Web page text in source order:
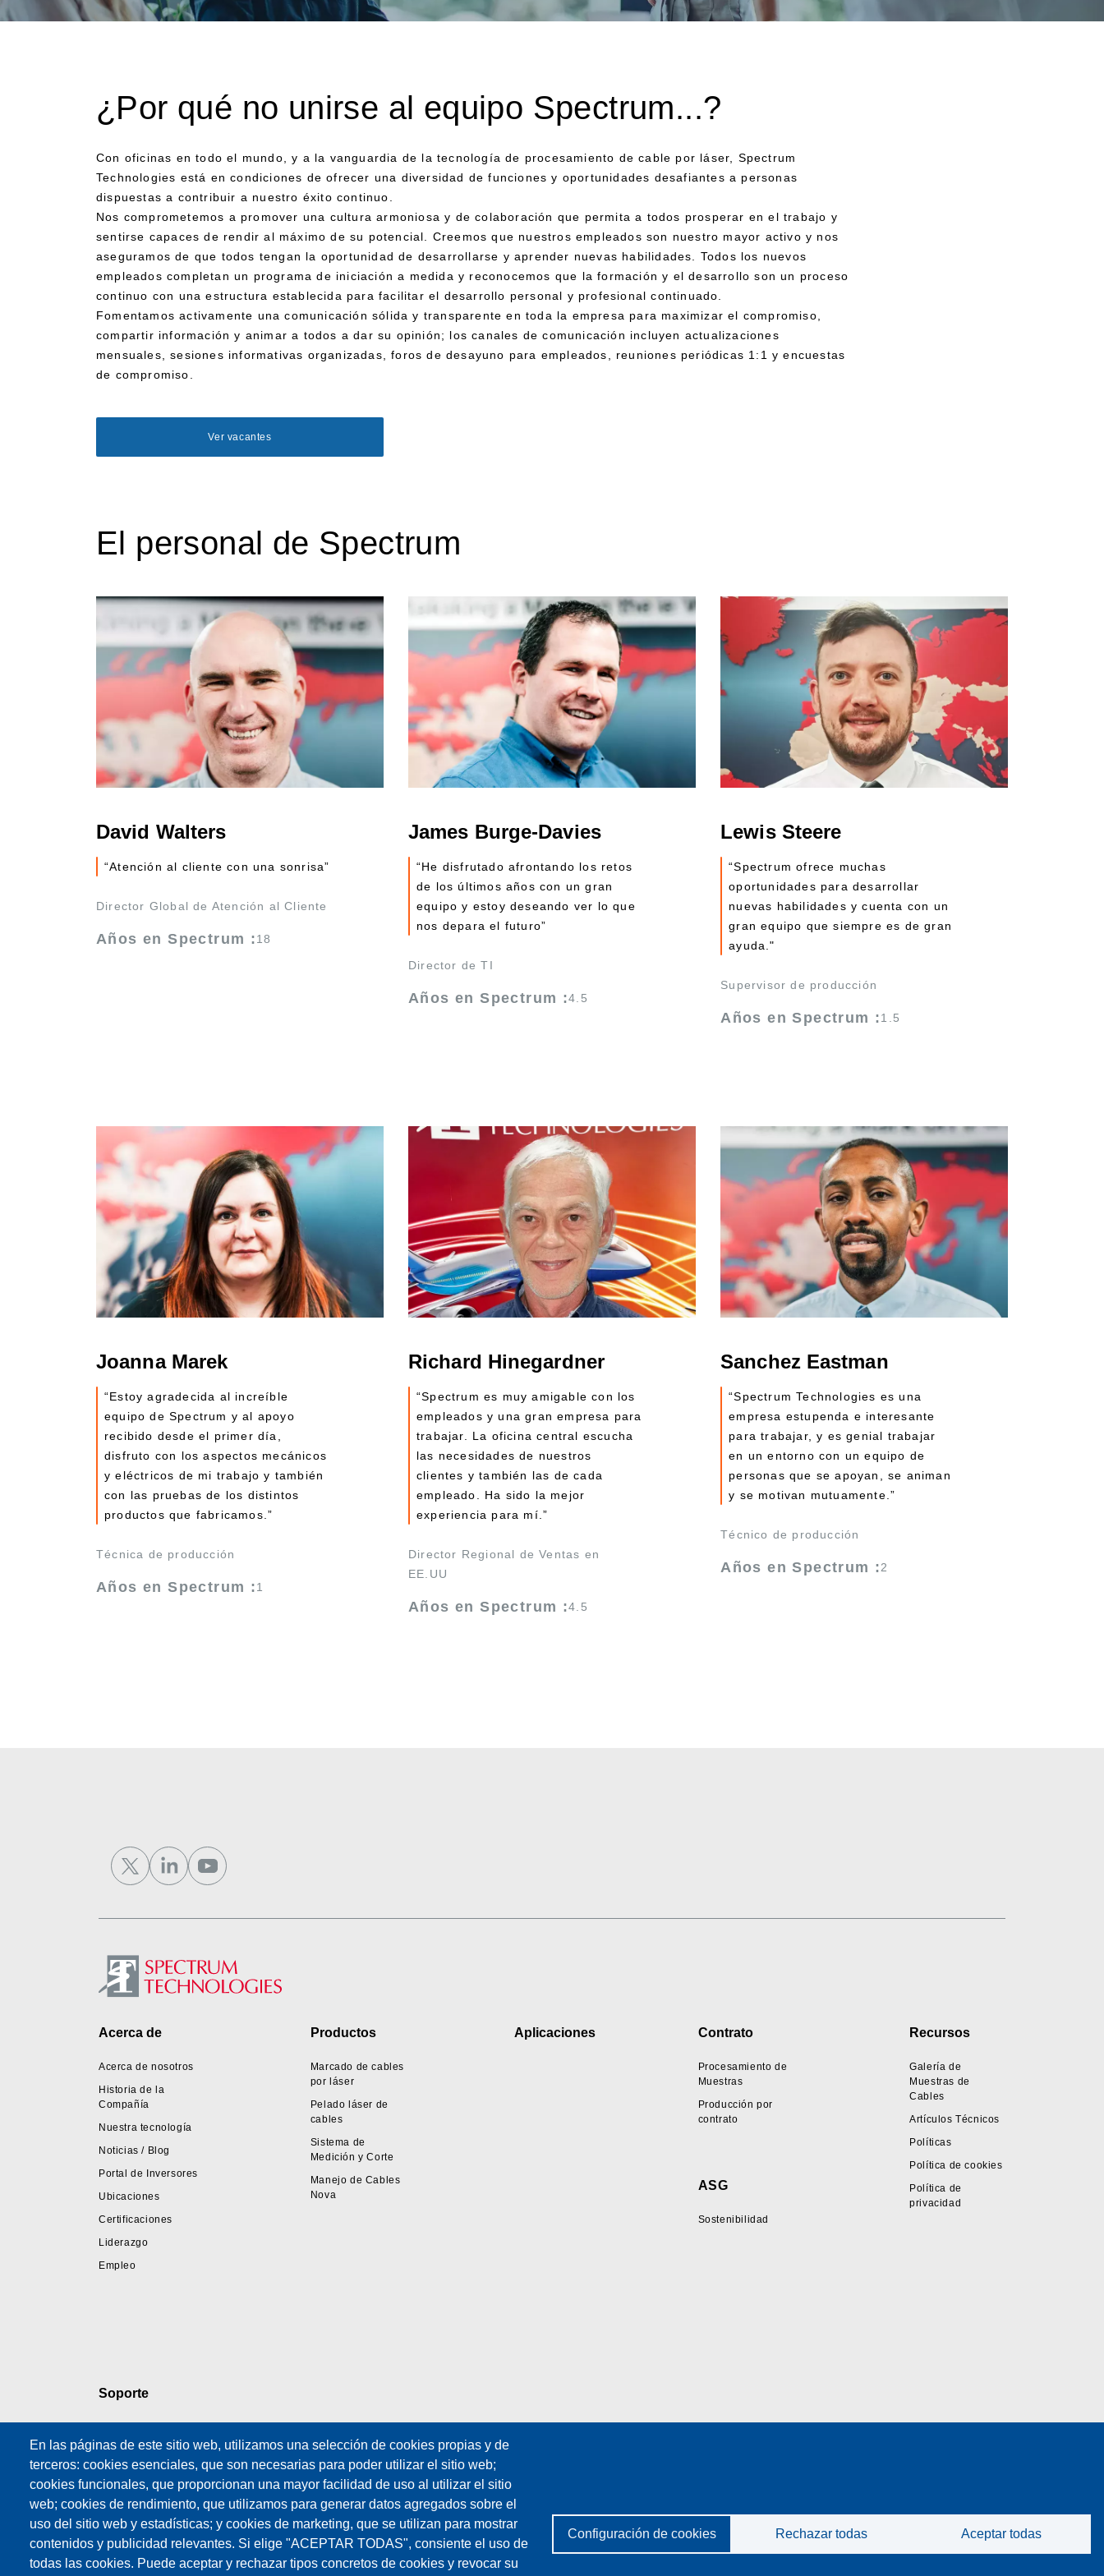
¿Por qué no unirse al equipo Spectrum...?
Con oficinas en todo el mundo, y a la vanguardia de la tecnología de procesamiento de cable por láser, Spectrum
Technologies está en condiciones de ofrecer una diversidad de funciones y oportunidades desafiantes a personas
dispuestas a contribuir a nuestro éxito continuo.
Nos comprometemos a promover una cultura armoniosa y de colaboración que permita a todos prosperar en el trabajo y
sentirse capaces de rendir al máximo de su potencial. Creemos que nuestros empleados son nuestro mayor activo y nos
aseguramos de que todos tengan la oportunidad de desarrollarse y aprender nuevas habilidades. Todos los nuevos
empleados completan un programa de iniciación a medida y reconocemos que la formación y el desarrollo son un proceso
continuo con una estructura establecida para facilitar el desarrollo personal y profesional continuado.
Fomentamos activamente una comunicación sólida y transparente en toda la empresa para maximizar el compromiso,
compartir información y animar a todos a dar su opinión; los canales de comunicación incluyen actualizaciones
mensuales, sesiones informativas organizadas, foros de desayuno para empleados, reuniones periódicas 1:1 y encuestas
de compromiso.
Ver vacantes
El personal de Spectrum
David Walters
“Atención al cliente con una sonrisa”
Director Global de Atención al Cliente
Años en Spectrum :18
James Burge-Davies
“He disfrutado afrontando los retos
de los últimos años con un gran
equipo y estoy deseando ver lo que
nos depara el futuro”
Director de TI
Años en Spectrum :4.5
Lewis Steere
“Spectrum ofrece muchas
oportunidades para desarrollar
nuevas habilidades y cuenta con un
gran equipo que siempre es de gran
ayuda."
Supervisor de producción
Años en Spectrum :1.5
Joanna Marek
“Estoy agradecida al increíble
equipo de Spectrum y al apoyo
recibido desde el primer día,
disfruto con los aspectos mecánicos
y eléctricos de mi trabajo y también
con las pruebas de los distintos
productos que fabricamos.”
Técnica de producción
Años en Spectrum :1
Richard Hinegardner
“Spectrum es muy amigable con los
empleados y una gran empresa para
trabajar. La oficina central escucha
las necesidades de nuestros
clientes y también las de cada
empleado. Ha sido la mejor
experiencia para mí.”
Director Regional de Ventas en
EE.UU
Años en Spectrum :4.5
Sanchez Eastman
“Spectrum Technologies es una
empresa estupenda e interesante
para trabajar, y es genial trabajar
en un entorno con un equipo de
personas que se apoyan, se animan
y se motivan mutuamente.”
Técnico de producción
Años en Spectrum :2
En las páginas de este sitio web, utilizamos una selección de cookies propias y de
terceros: cookies esenciales, que son necesarias para poder utilizar el sitio web;
cookies funcionales, que proporcionan una mayor facilidad de uso al utilizar el sitio
web; cookies de rendimiento, que utilizamos para generar datos agregados sobre el
uso del sitio web y estadísticas; y cookies de marketing, que se utilizan para mostrar
contenidos y publicidad relevantes. Si elige "ACEPTAR TODAS", consiente el uso de
todas las cookies. Puede aceptar y rechazar tipos concretos de cookies y revocar su
Configuración de cookies Rechazar todas Aceptar todas
Footer
Acerca de
Acerca de nosotros
Historia de la
Compañía
Nuestra tecnología
Noticias / Blog
Portal de Inversores
Ubicaciones
Certificaciones
Liderazgo
Empleo
Productos
Marcado de cables
por láser
Pelado láser de
cables
Sistema de
Medición y Corte
Manejo de Cables
Nova
Aplicaciones Contrato
Procesamiento de
Muestras
Producción por
contrato
ASG
Sostenibilidad
Recursos
Galería de
Muestras de
Cables
Artículos Técnicos
Políticas
Política de cookies
Política de
privacidad
Soporte
Formación
solicitud de servicio
Contratos de
Mantenimiento